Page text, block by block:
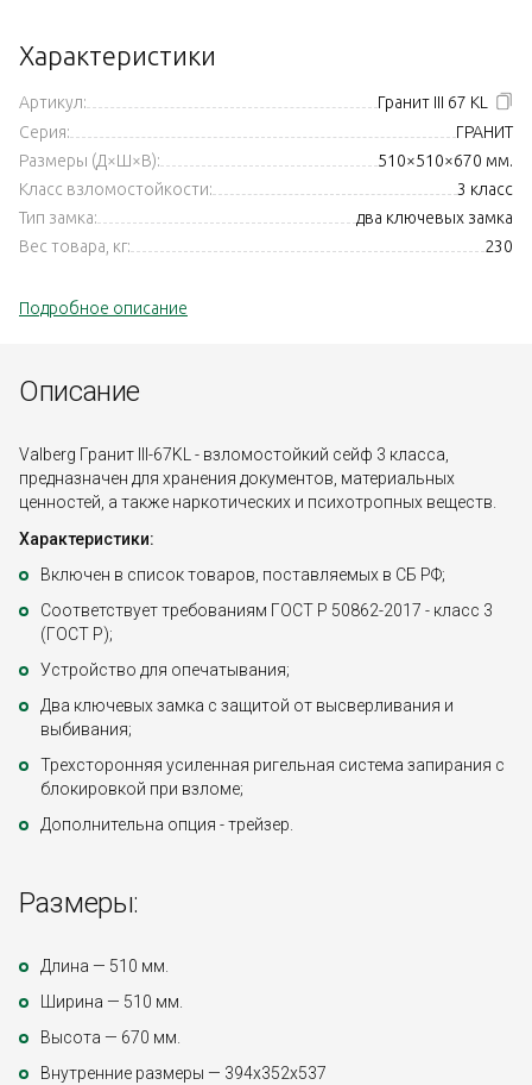
Характеристики
Артикул:
Гранит III 67 KL
Серия:
ГРАНИТ
Размеры (Д×Ш×В):
510×510×670 мм.
Класс взломостойкости:
3 класс
Тип замка:
два ключевых замка
Вес товара, кг:
230
Подробное описание
Описание
Valberg Гранит III-67KL - взломостойкий сейф 3 класса,
предназначен для хранения документов, материальных
ценностей, а также наркотических и психотропных веществ.
Характеристики:
Включен в список товаров, поставляемых в СБ РФ;
Соответствует требованиям ГОСТ Р 50862-2017 - класс 3
(ГОСТ Р);
Устройство для опечатывания;
Два ключевых замка с защитой от высверливания и
выбивания;
Трехсторонняя усиленная ригельная система запирания с
блокировкой при взломе;
Дополнительна опция - трейзер.
Размеры:
Длина — 510 мм.
Ширина — 510 мм.
Высота — 670 мм.
Внутренние размеры — 394х352х537